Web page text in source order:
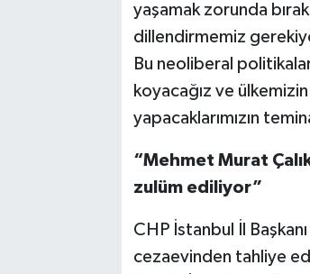
yaşamak zorunda
dillendirmemiz
Bu neoliberal
koyacağız ve
yapacaklarımızın
“Mehmet Murat
zulüm ediliyor”
CHP İstanbul İl
cezaevinden tahliye